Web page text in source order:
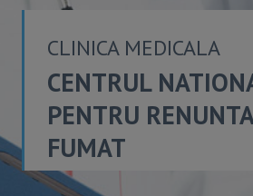
CLINICA MEDICALA
CENTRUL
PENTRU
FUMAT